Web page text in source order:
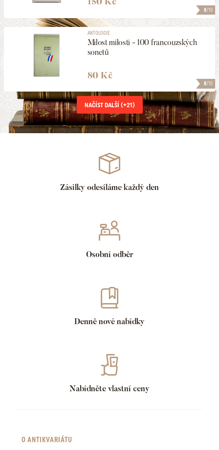
8/10
8/10
ANTOLOGIE
Milost milosti - 100 francouzských
sonetů
80 Kč
NAČÍST DALŠÍ (+21)
Zásilky odesíláme každý den
Osobní odběr
Denně nové nabídky
Nabídněte vlastní ceny
O ANTIKVARIÁTU